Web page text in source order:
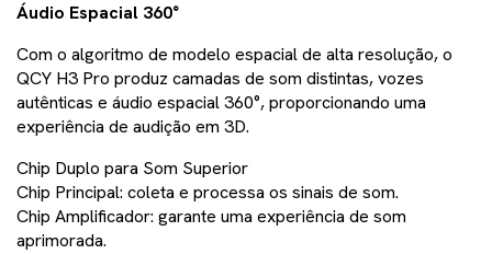
Áudio Espacial 360°
Com o algoritmo de modelo espacial de alta resolução, o
QCY H3 Pro produz camadas de som distintas, vozes
autênticas e áudio espacial 360°, proporcionando uma
experiência de audição em 3D.
Chip Duplo para Som Superior
Chip Principal: coleta e processa os sinais de som.
Chip Amplificador: garante uma experiência de som
aprimorada.